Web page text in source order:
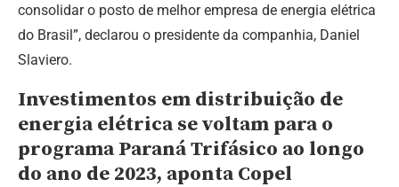
consolidar o posto de melhor empresa de energia elétrica
do Brasil”, declarou o presidente da companhia, Daniel
Slaviero.
Investimentos em distribuição de
energia elétrica se voltam para o
programa Paraná Trifásico ao longo
do ano de 2023, aponta Copel